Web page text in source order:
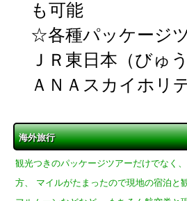
も可能
☆各種パッケージ
ＪＲ東日本（びゅ
ＡＮＡスカイホリ
海外旅行
観光つきのパッケージツアーだけでなく
方、 マイルがたまったので現地の宿泊と